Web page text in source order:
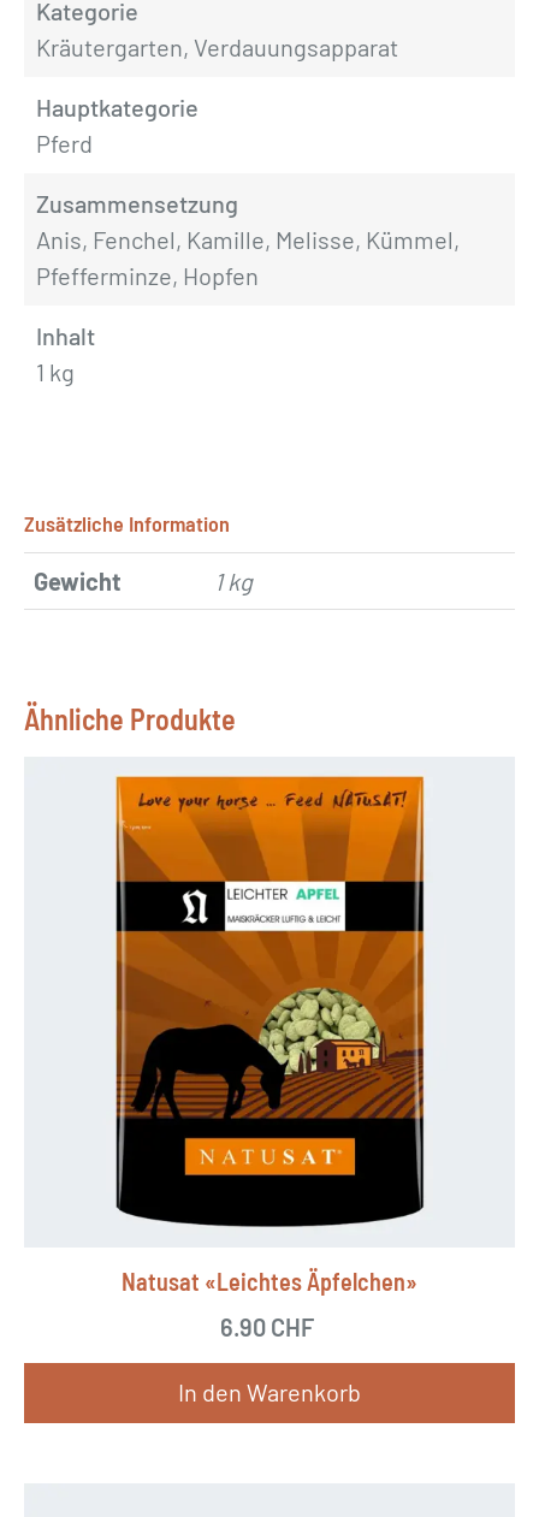
Kategorie
Kräutergarten, Verdauungsapparat
Hauptkategorie
Pferd
Zusammensetzung
Anis, Fenchel, Kamille, Melisse, Kümmel,
Pfefferminze, Hopfen
Inhalt
1 kg
Zusätzliche Information
Gewicht 1 kg
Ähnliche Produkte
Natusat «Leichtes Äpfelchen»
6.90 CHF
In den Warenkorb